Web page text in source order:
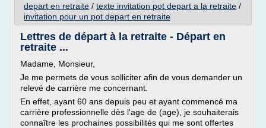
depart en retraite / texte invitation pot depart a la retraite /
invitation pour un pot depart en retraite
Lettres de départ à la retraite - Départ en
retraite ...
Madame, Monsieur,
Je me permets de vous solliciter afin de vous demander un
relevé de carrière me concernant.
En effet, ayant 60 ans depuis peu et ayant commencé ma
carrière professionnelle dès l'age de (age), je souhaiterais
connaître les prochaines possibilités qui me sont offertes